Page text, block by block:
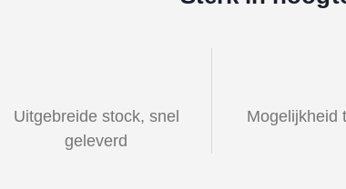
Uitgebreide stock, snel
geleverd
Mogelijkheid